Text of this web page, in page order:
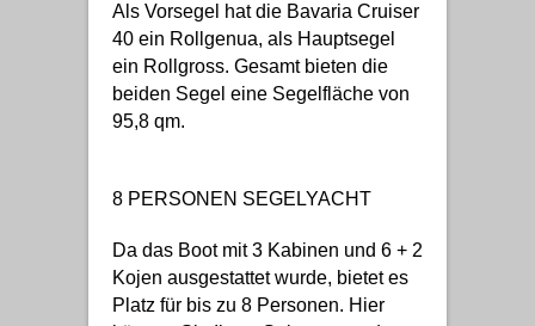
Als Vorsegel hat die Bavaria Cruiser
40 ein Rollgenua, als Hauptsegel
ein Rollgross. Gesamt bieten die
beiden Segel eine Segelfläche von
95,8 qm.
8 PERSONEN SEGELYACHT
Da das Boot mit 3 Kabinen und 6 + 2
Kojen ausgestattet wurde, bietet es
Platz für bis zu 8 Personen. Hier